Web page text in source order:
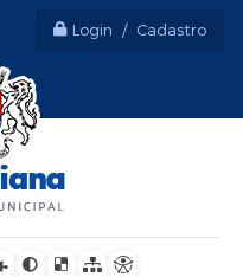
Login / Cadastro